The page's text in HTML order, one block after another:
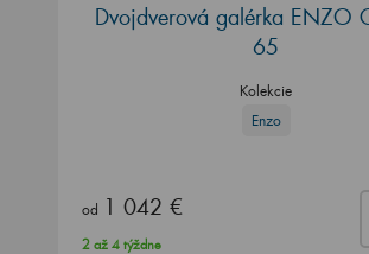
Dvojdverová galérka ENZO
65
Kolekcie
Enzo
od 1 042 €
2 až 4 týždne